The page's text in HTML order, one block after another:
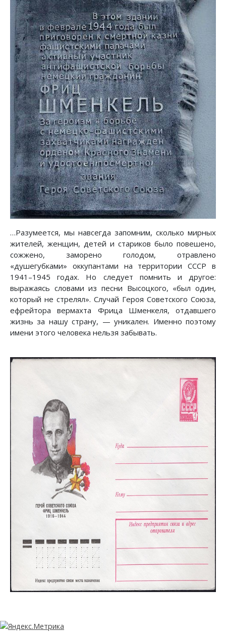
…Разумеется, мы навсегда запомним, сколько мирных
жителей, женщин, детей и стариков было повешено,
сожжено, заморено голодом, отравлено
«душегубками» оккупантами на территории СССР в
1941–1945 годах. Но следует помнить и другое:
выражаясь словами из песни Высоцкого, «был один,
который не стрелял». Случай Героя Советского Союза,
ефрейтора вермахта Фрица Шменкеля, отдавшего
жизнь за нашу страну, — уникален. Именно поэтому
имени этого человека нельзя забывать.